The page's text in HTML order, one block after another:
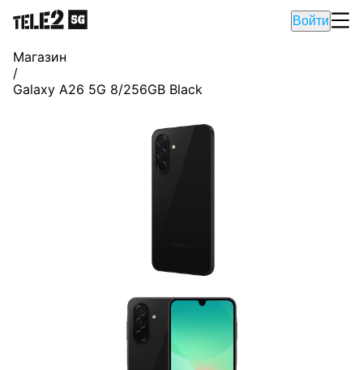
Войти
Магазин
/
Galaxy A26 5G 8/256GB Black